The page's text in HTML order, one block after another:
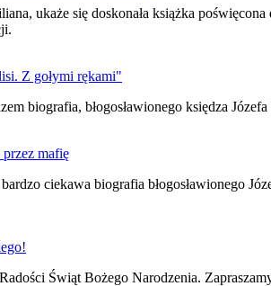
ukaże się doskonała książka
Z gołymi rękami"
biografia, błogosławionego księdza
mafię
ciekawa biografia błogosławionego
Świąt Bożego Narodzenia.